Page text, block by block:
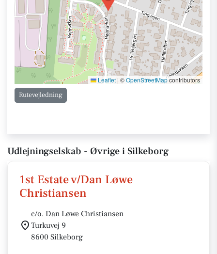
Leaflet | ©OpenStreetMapcontributors
Rutevejledning
Udlejningselskab - Øvrige i Silkeborg
1st Estate v/Dan Løwe
Christiansen
c/o. Dan Løwe Christiansen
Turkuvej 9
8600 Silkeborg